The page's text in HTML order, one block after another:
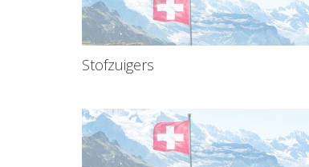
Stofzuigers